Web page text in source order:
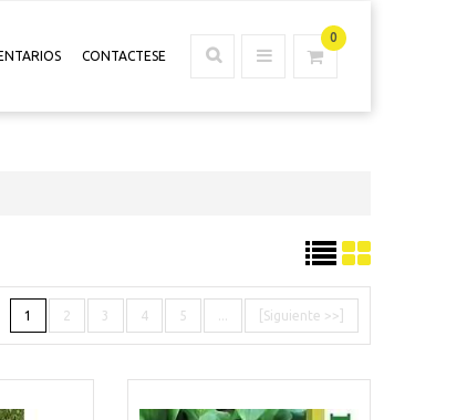
CONTACTESE
0
1 2 3 4 5 [Siguiente >>]